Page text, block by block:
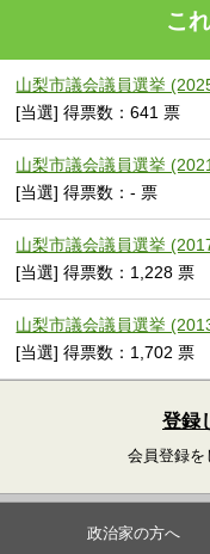
こ
山梨市議会議員選挙
[当選] 得票数：641 票
山梨市議会議員選挙
[当選] 得票数：- 票
山梨市議会議員選挙
[当選] 得票数：1,228 票
山梨市議会議員選挙
[当選] 得票数：1,702 票
登録
会員登録を
政治家の方へ